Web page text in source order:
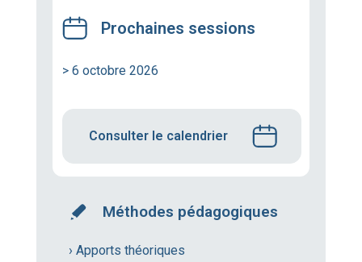
Prochaines sessions
> 6 octobre 2026
Consulter le calendrier
Méthodes pédagogiques
› Apports théoriques